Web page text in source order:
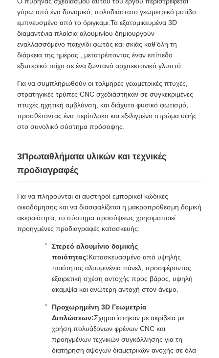
γύρω από ένα δυναμικό, πολυδιάστατο γεωμετρικό μοτίβο
εμπνευσμένο από το όριγκαμι.Τα εξατομικευμένα 3D
διαμαντένια πλαίσια αλουμινίου δημιουργούν
εναλλασσόμενο παιχνίδι φωτός και σκιάς καθ'όλη τη
διάρκεια της ημέρας., μετατρέποντας έναν επίπεδο
εξωτερικό τοίχο σε ένα ζωντανό αρχιτεκτονικό γλυπτό.
Για να συμπληρωθούν οι τολμηρές γεωμετρικές πτυχές,
στρατηγικές τρύπες CNC σχεδιάστηκαν σε συγκεκριμένες
πτυχές.ηχητική αμβλύνση, και διάχυτο φυσικό φωτισμό,
προσθέτοντας ένα περίπλοκο και εξελιγμένο στρώμα υφής
στο συνολικό σύστημα πρόσοψης.
3Πρωταθλήματα υλικών και τεχνικές
προδιαγραφές
Για να πληρούνται οι αυστηροί εμπορικοί κώδικες
οικοδόμησης και να διασφαλίζεται η μακροπρόθεσμη δομική
ακεραιότητα, το σύστημα προσόψεως χρησιμοποιεί
προηγμένες προδιαγραφές κατασκευής:
Στερεό αλουμίνιο δομικής
ποιότητας:Κατασκευασμένο από υψηλής
ποιότητας αλουμινένια πάνελ, προσφέροντας
εξαιρετική σχέση αντοχής προς βάρος, υψηλή
ακαμψία και ανώτερη αντοχή στον άνεμο.
Προχωρημένη 3D Γεωμετρία
Διπλώσεων:Σχηματίστηκαν με ακρίβεια με
χρήση πολυάξονων φρένων CNC και
προηγμένων τεχνικών συγκόλλησης για τη
διατήρηση άψογων διαμετρικών ανοχής σε όλα